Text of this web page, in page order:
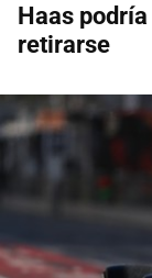
Haas
retirarse